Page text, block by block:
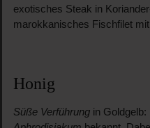
exotisches Steak in
marokkanisches Fischfilet
Honig
Süße Verführungin Goldgelb: